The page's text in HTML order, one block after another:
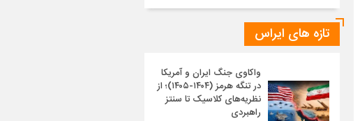
تازه های ایراس
واکاوی جنگ ایران و آمریکا
در تنگه هرمز (۱۴۰۴-۱۴۰۵)؛ از
نظریه‌های کلاسیک تا سنتز
راهبردی